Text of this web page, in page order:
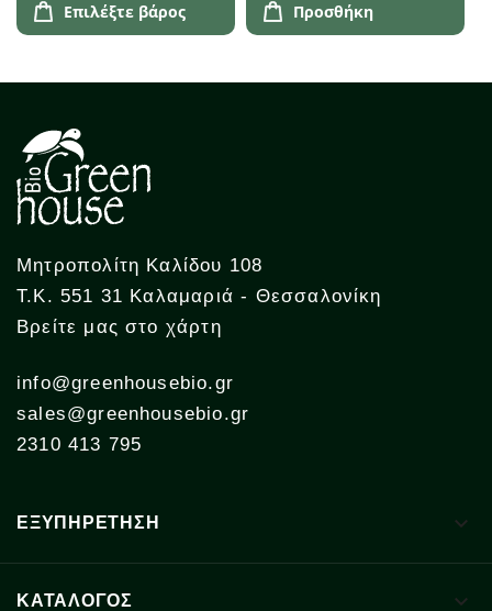
Επιλέξτε βάρος Προσθήκη
Μητροπολίτη Καλίδου 108
Τ.Κ. 551 31 Καλαμαριά - Θεσσαλονίκη
Βρείτε μας στο χάρτη
info@greenhousebio.gr
sales@greenhousebio.gr
2310 413 795
ΕΞΥΠΗΡΕΤΗΣΗ 
ΚΑΤΑΛΟΓΟΣ 